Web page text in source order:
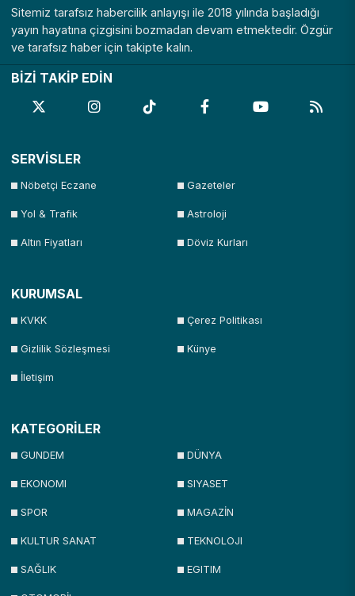
Sitemiz tarafsız habercilik anlayışı ile 2018 yılında başladığı
yayın hayatına çizgisini bozmadan devam etmektedir. Özgür
ve tarafsız haber için takipte kalın.
BİZİ TAKİP EDİN
SERVİSLER
Nöbetçi Eczane Gazeteler
Yol & Trafik Astroloji
Altın Fiyatları Döviz Kurları
KURUMSAL
KVKK Çerez Politikası
Gizlilik Sözleşmesi Künye
İletişim
KATEGORİLER
GUNDEM DÜNYA
EKONOMI SIYASET
SPOR MAGAZİN
KULTUR SANAT TEKNOLOJI
SAĞLIK EGITIM